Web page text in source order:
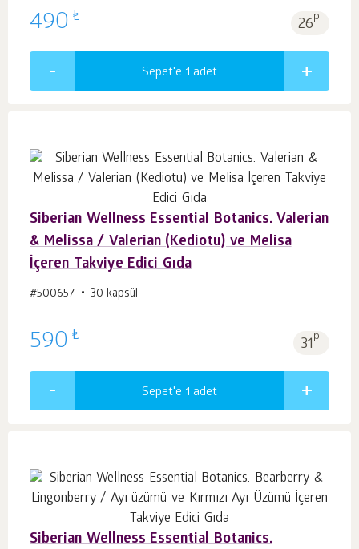
490 ₺ 26p.
Sepet'e 1 adet
Siberian Wellness Essential Botanics. Valerian
& Melissa / Valerian (Kediotu) ve Melisa
İçeren Takviye Edici Gıda
#500657 30 kapsül
590 ₺ 31p.
Sepet'e 1 adet
Siberian Wellness Essential Botanics.